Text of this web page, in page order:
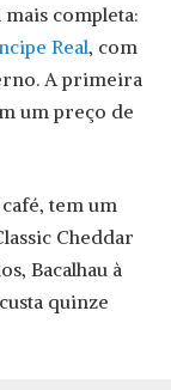
completa:
Real, com
A primeira
um preço de
tem um
Cheddar
Bacalhau à
quinze